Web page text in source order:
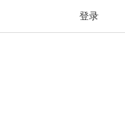
登录